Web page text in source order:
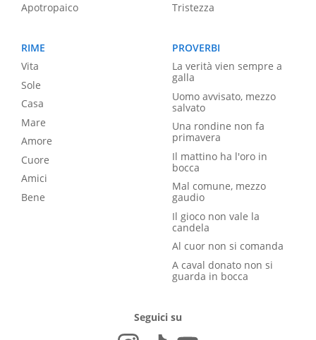
Apotropaico
Tristezza
RIME
Vita
Sole
Casa
Mare
Amore
Cuore
Amici
Bene
PROVERBI
La verità vien sempre a
galla
Uomo avvisato, mezzo
salvato
Una rondine non fa
primavera
Il mattino ha l'oro in
bocca
Mal comune, mezzo
gaudio
Il gioco non vale la
candela
Al cuor non si comanda
A caval donato non si
guarda in bocca
Seguici su